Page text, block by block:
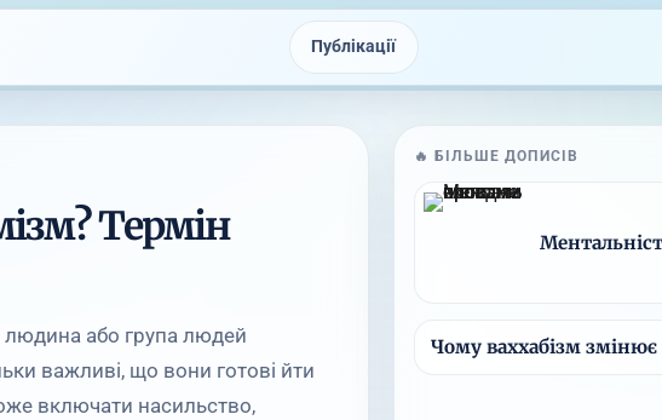
Публікації
Термін
або група людей
важливі, що вони готові йти
включати насильство,
🔥 БІЛЬШЕ ДОПИСІВ
Чому ваххабізм змінює